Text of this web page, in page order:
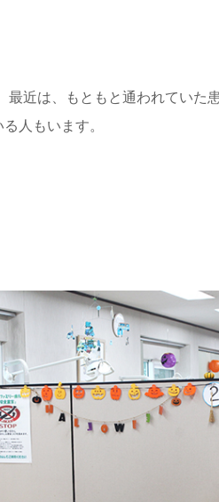
近は、もともと通われていた
人もいます。